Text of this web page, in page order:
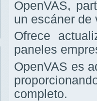
OpenVAS,
un escáner de
Ofrece
paneles
OpenVAS es
completo.